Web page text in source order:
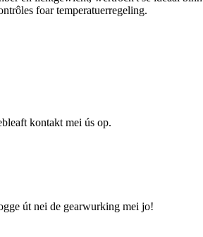
foar temperatuerregeling.
kontakt mei ús op.
út nei de gearwurking mei jo!